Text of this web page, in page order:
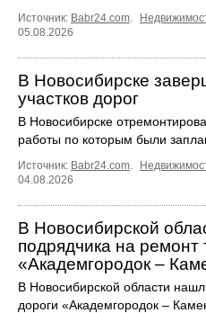
Источник: Babr24.com
05.08.2026
В Новосибирске
участков дорог
В Новосибирске
работы по которым были
Источник: Babr24.com
04.08.2026
В Новосибирской
подрядчика на ремонт
«Академгородок –
В Новосибирской области
дороги «Академгородок –